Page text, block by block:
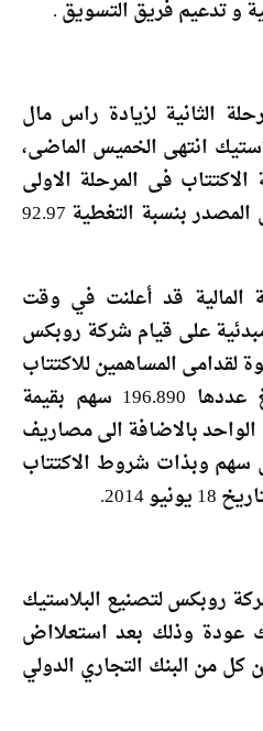
و تدعيم فريق التسويق .
الثانية لزيادة راس مال
انتهى الخميس الماضى،
فى المرحلة الاولى
فى أسهم زيادة رأس المال المصدر بنسبة التغطية 92.97
المالية قد أعلنت في وقت
على قيام شركة روبكس
لقدامى المساهمين للاكتتاب
فى الاسهم المتبقية البالغ عددها 196.890 سهم بقيمة
للسهم الواحد بالاضافة الى مصاريف
قروش لكل سهم وبذات شروط الاكتتاب
2014.
روبكس لتصنيع البلاستيك
عودة وذلك بعد استعلااض
كل من البنك التجاري الدولي